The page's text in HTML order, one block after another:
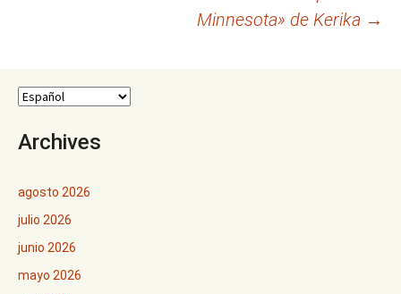
Minnesota» de Kerika →
Archives
agosto 2026
julio 2026
junio 2026
mayo 2026